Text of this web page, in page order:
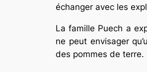
échanger avec les
La famille Puech a
ne peut envisager
des pommes de terre.